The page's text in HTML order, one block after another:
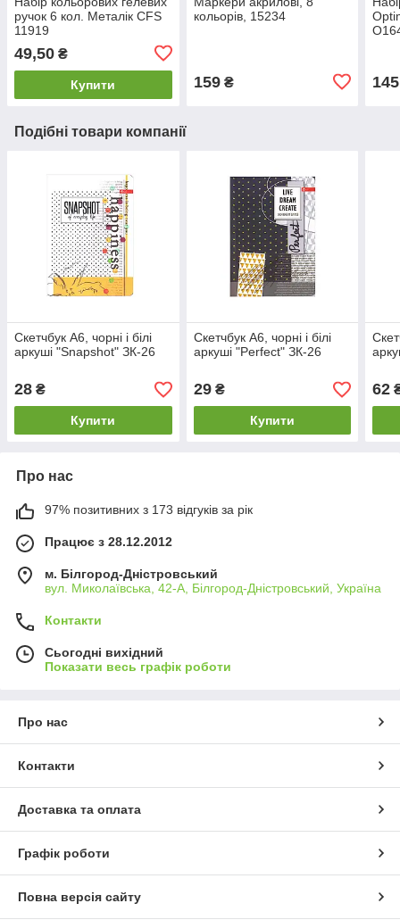
ручок 6 кол. Металік CFS
11919
49,50 ₴
Купити
кольорів, 15234
159₴ 145
Подібні товари компанії
Скетчбук А6, чорні і білі
аркуші "Snapshot" ЗК-26
28 ₴
Купити
Скетчбук А6, чорні і білі
аркуші "Perfect" ЗК-26
29₴
Купити
62
Про нас
97% позитивних з 173 відгуків за рік
Працює з 28.12.2012
м. Білгород-Дністровський
вул. Миколаївська, 42-А, Білгород-Дністровський, Україна
Контакти
Сьогодні вихідний
Показати весь графік роботи
Про нас
Контакти
Доставка та оплата
Графік роботи
Повна версія сайту